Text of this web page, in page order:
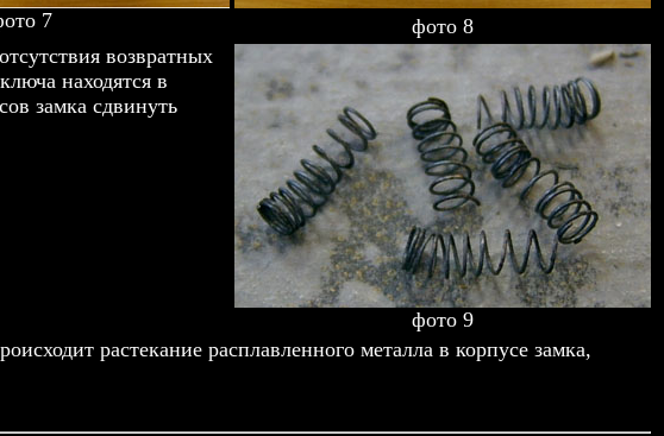
7
фото 8
возвратных
находятся в
замка сдвинуть
фото 9
растекание расплавленного металла в корпусе замка,